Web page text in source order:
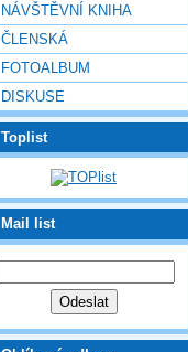
NÁVŠTĚVNÍ KNIHA
ČLENSKÁ
FOTOALBUM
DISKUSE
Toplist
Mail list